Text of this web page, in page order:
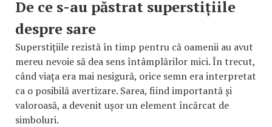
De ce s-au păstrat superstițiile
despre sare
Superstițiile rezistă în timp pentru că oamenii au avut
mereu nevoie să dea sens întâmplărilor mici. În trecut,
când viața era mai nesigură, orice semn era interpretat
ca o posibilă avertizare. Sarea, fiind importantă și
valoroasă, a devenit ușor un element încărcat de
simboluri.